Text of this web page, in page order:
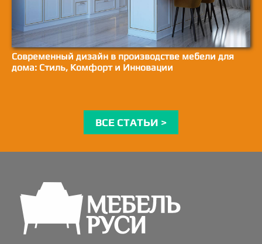
Современный дизайн в производстве мебели для
дома: Стиль, Комфорт и Инновации
ВСЕ СТАТЬИ >